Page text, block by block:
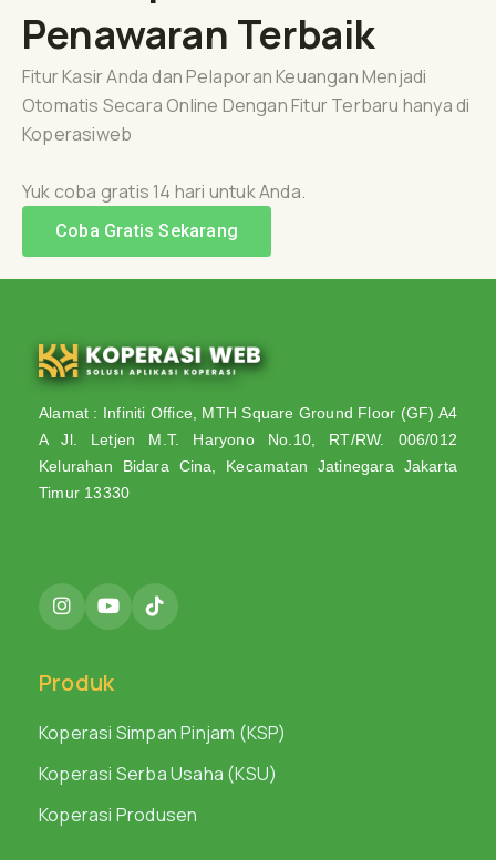
Penawaran Terbaik
Fitur Kasir Anda dan Pelaporan Keuangan Menjadi
Otomatis Secara Online Dengan Fitur Terbaru hanya di
Koperasiweb
Yuk coba gratis 14 hari untuk Anda.
Coba Gratis Sekarang
Alamat : Infiniti Office, MTH Square Ground Floor (GF) A4
A Jl. Letjen M.T. Haryono No.10, RT/RW. 006/012
Kelurahan Bidara Cina, Kecamatan Jatinegara Jakarta
Timur 13330
Produk
Koperasi Simpan Pinjam (KSP)
Koperasi Serba Usaha (KSU)
Koperasi Produsen